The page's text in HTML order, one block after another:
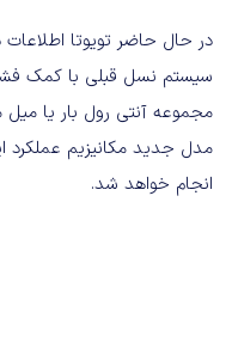
در حال حاضر تویوتا
سیستم نسل قبلی با کمک
مجموعه آنتی رول بار یا میل
مدل جدید مکانیزیم عملکرد
انجام خواهد شد.